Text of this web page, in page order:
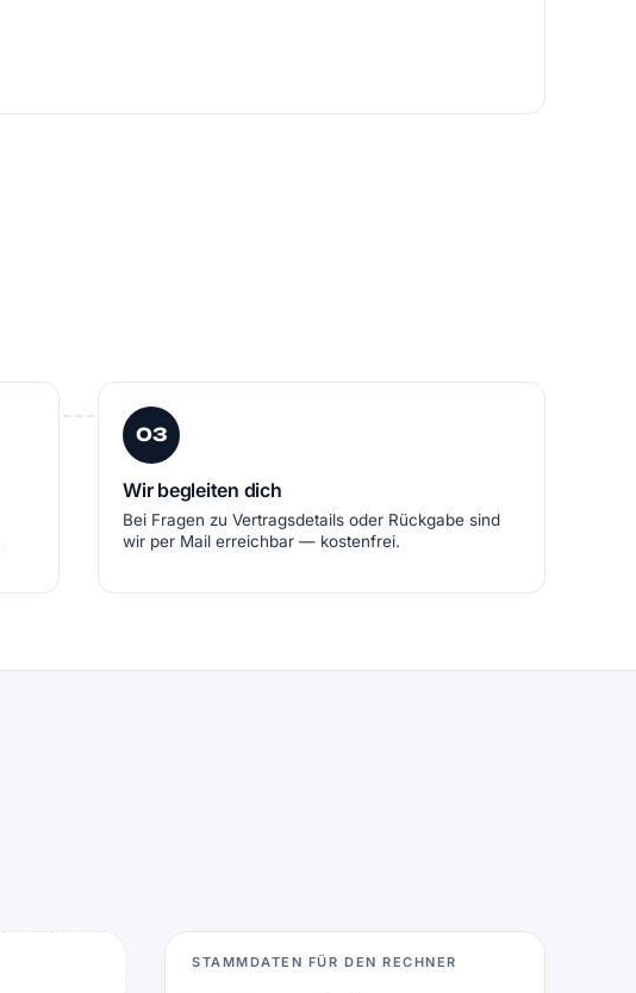
03
Wir begleiten dich
Bei Fragen zu Vertragsdetails oder Rückgabe sind
wir per Mail erreichbar — kostenfrei.
STAMMDATEN FÜR DEN RECHNER